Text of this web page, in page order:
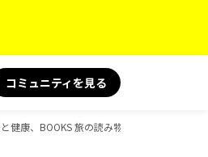
コミュニティを見る
健康、BOOKS 旅の読み物、D-Booksのガイ